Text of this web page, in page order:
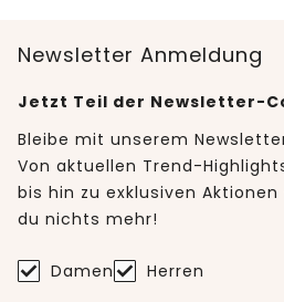
Newsletter Anmeldung
Jetzt Teil der Newsletter-
Bleibe mit unserem
Von aktuellen Trend-
bis hin zu exklusiven
du nichts mehr!
Damen Herren